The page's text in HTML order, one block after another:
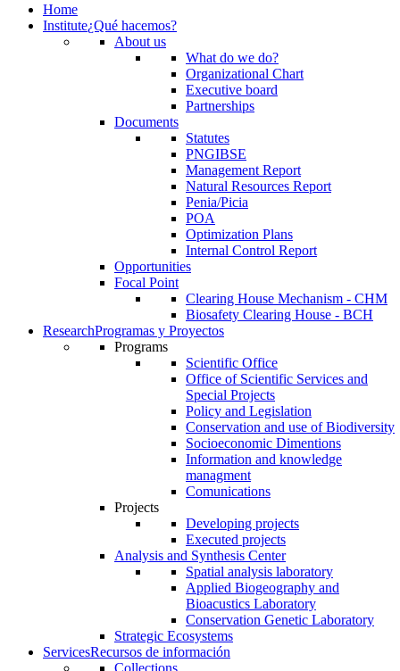
Home
Institute¿Qué hacemos?
About us
What do we do?
Organizational Chart
Executive board
Partnerships
Documents
Statutes
PNGIBSE
Management Report
Natural Resources Report
Penia/Picia
POA
Optimization Plans
Internal Control Report
Opportunities
Focal Point
Clearing House Mechanism - CHM
Biosafety Clearing House - BCH
ResearchProgramas y Proyectos
Programs
Scientific Office
Office of Scientific Services and
Special Projects
Policy and Legislation
Conservation and use of Biodiversity
Socioeconomic Dimentions
Information and knowledge
managment
Comunications
Projects
Developing projects
Executed projects
Analysis and Synthesis Center
Spatial analysis laboratory
Applied Biogeography and
Bioacustics Laboratory
Conservation Genetic Laboratory
Strategic Ecosystems
ServicesRecursos de información
Collections